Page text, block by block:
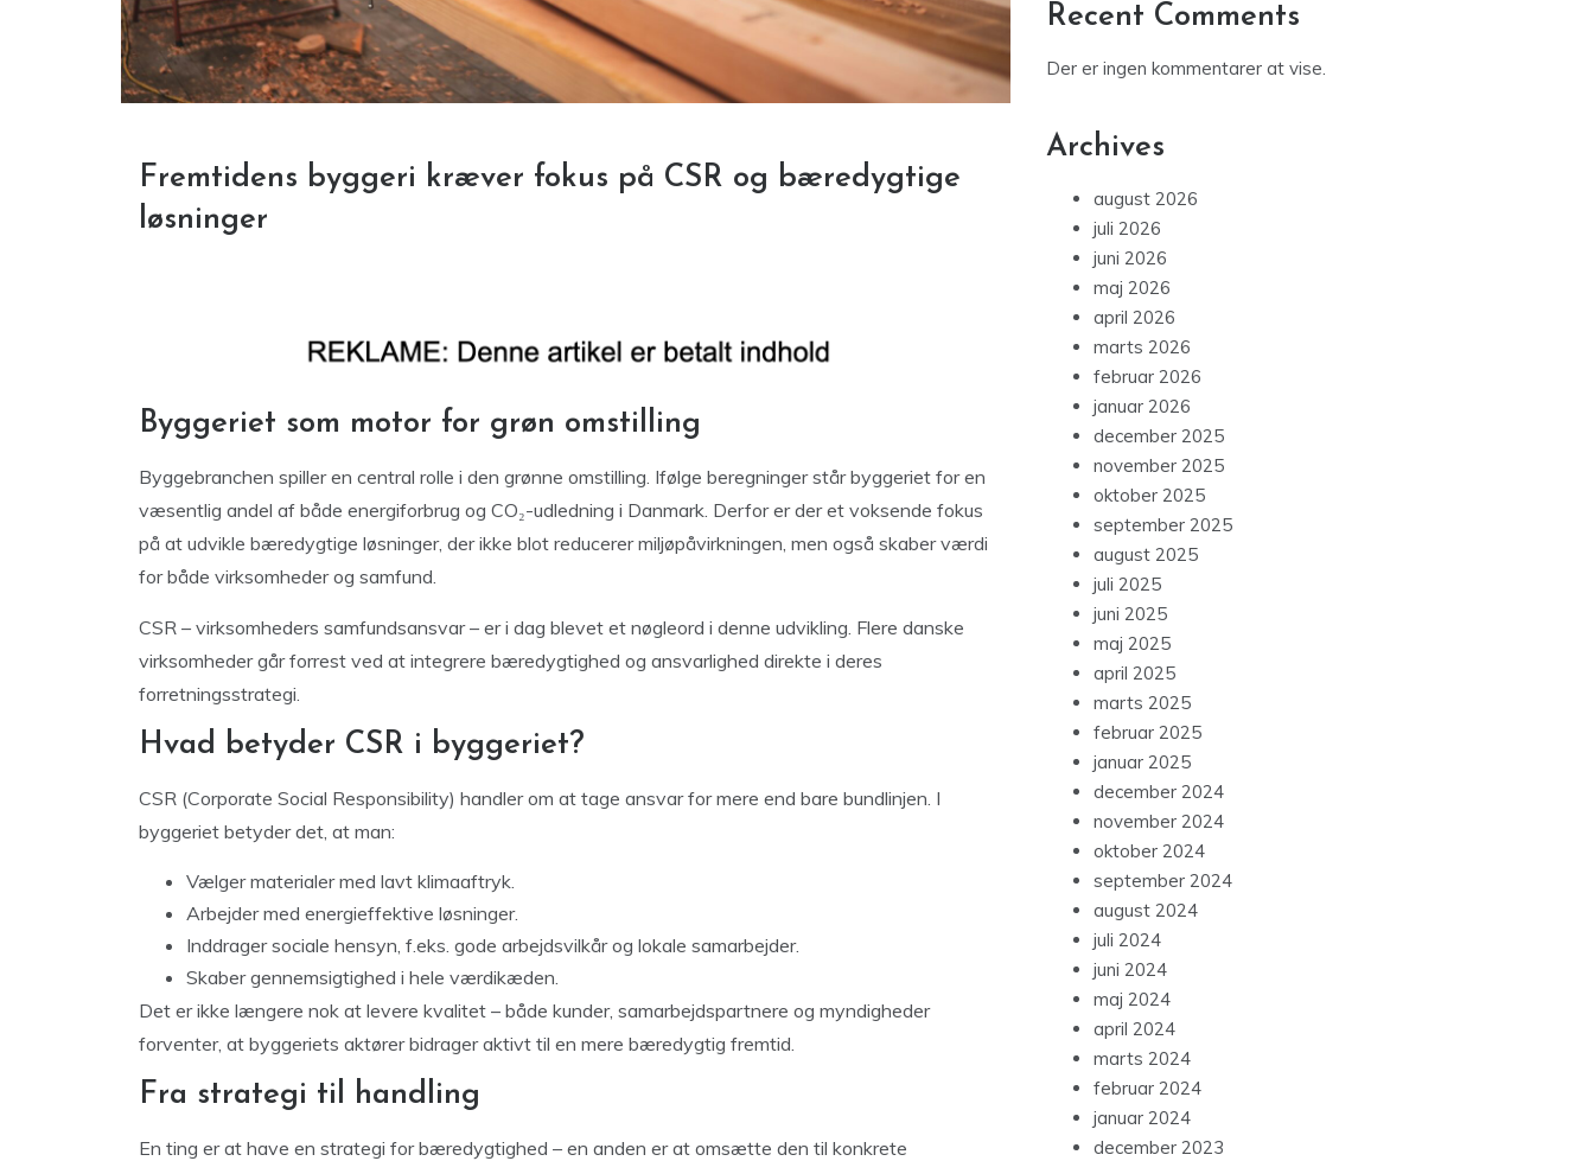
Fremtidens byggeri kræver fokus på CSR og bæredygtige
løsninger
Byggeriet som motor for grøn omstilling
Byggebranchen spiller en central rolle i den grønne omstilling. Ifølge beregninger står byggeriet for en
væsentlig andel af både energiforbrug og CO₂-udledning i Danmark. Derfor er der et voksende fokus
på at udvikle bæredygtige løsninger, der ikke blot reducerer miljøpåvirkningen, men også skaber værdi
for både virksomheder og samfund.
CSR – virksomheders samfundsansvar – er i dag blevet et nøgleord i denne udvikling. Flere danske
virksomheder går forrest ved at integrere bæredygtighed og ansvarlighed direkte i deres
forretningsstrategi.
Hvad betyder CSR i byggeriet?
CSR (Corporate Social Responsibility) handler om at tage ansvar for mere end bare bundlinjen. I
byggeriet betyder det, at man:
Vælger materialer med lavt klimaaftryk.
Arbejder med energieffektive løsninger.
Inddrager sociale hensyn, f.eks. gode arbejdsvilkår og lokale samarbejder.
Skaber gennemsigtighed i hele værdikæden.
Det er ikke længere nok at levere kvalitet – både kunder, samarbejdspartnere og myndigheder
forventer, at byggeriets aktører bidrager aktivt til en mere bæredygtig fremtid.
Fra strategi til handling
En ting er at have en strategi for bæredygtighed – en anden er at omsætte den til konkrete
Recent Comments
Der er ingen kommentarer at vise.
Archives
august 2026
juli 2026
juni 2026
maj 2026
april 2026
marts 2026
februar 2026
januar 2026
december 2025
november 2025
oktober 2025
september 2025
august 2025
juli 2025
juni 2025
maj 2025
april 2025
marts 2025
februar 2025
januar 2025
december 2024
november 2024
oktober 2024
september 2024
august 2024
juli 2024
juni 2024
maj 2024
april 2024
marts 2024
februar 2024
januar 2024
december 2023